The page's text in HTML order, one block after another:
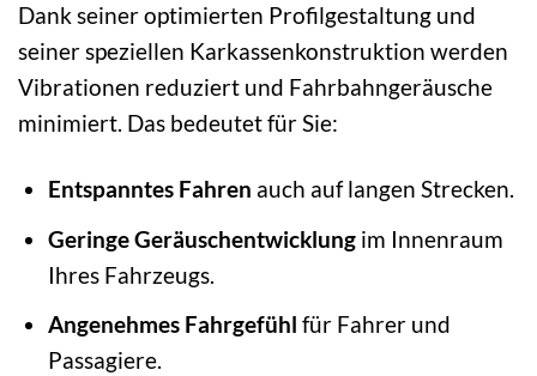
Dank seiner optimierten Profilgestaltung und
seiner speziellen Karkassenkonstruktion werden
Vibrationen reduziert und Fahrbahngeräusche
minimiert. Das bedeutet für Sie:
Entspanntes Fahren auch auf langen Strecken.
Geringe Geräuschentwicklungim Innenraum
Ihres Fahrzeugs.
Angenehmes Fahrgefühl für Fahrer und
Passagiere.